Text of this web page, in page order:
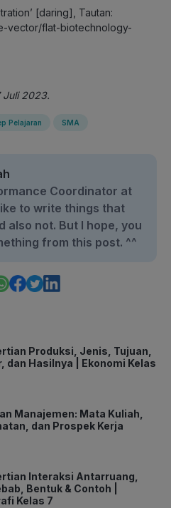
[daring], Tautan:
vector/flat-biotechnology-
Juli 2023.
Pelajaran SMA
Coordinator at
to write things that
also not. But I hope, you
from this post. ^^
Produksi, Jenis, Tujuan,
dan Hasilnya | Ekonomi Kelas
Manajemen: Mata Kuliah,
dan Prospek Kerja
Interaksi Antarruang,
Bentuk & Contoh |
Kelas 7